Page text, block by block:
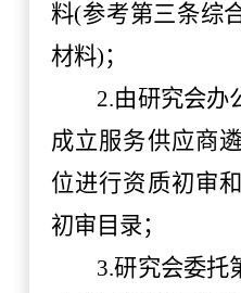
料(参考第三条综
材料)；
2.由研究会办
成立服务供应商
位进行资质初审
初审目录；
3.研究会委托